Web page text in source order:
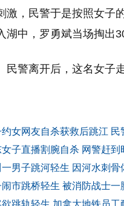
激，民警于是按照女子
湖中，罗勇斌当场掏出
民警离开后，这名女子
约女网友自杀获救后跳江
女子直播割腕自杀 网警赶到
一男子跳河轻生 因河水刺
闹市跳桥轻生 被消防战士一